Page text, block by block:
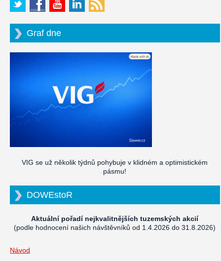
Graf dne
VIG se už několik týdnů pohybuje v klidném a optimistickém
pásmu!
DOWEstoR
Aktuální pořadí nejkvalitnějších tuzemských akcií
(podle hodnocení našich návštěvníků od 1.4.2026 do 31.8.2026)
Návod